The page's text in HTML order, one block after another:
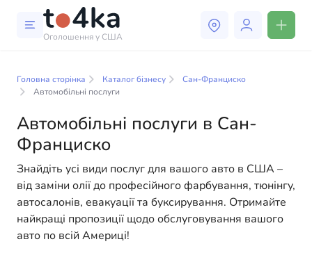
Оголошення у США
Франциско
широкий вибір компаній та спеціалістів, готових
допомогти людям адаптуватися до життя в США. Ми
пропонуємо різноманітні рішення як для фізичних,
так і для юридичних осіб, щоб зробити ваше життя в
Америці більш комфортним та зручним. Від
професійних консультацій до повсякденної
допомоги — у нас є все необхідне для успішного
старту вашого нового життя в США
Головна сторінка Каталог бізнесу
Сан-Франциско
Автомобільні послуги
Автомобільні послуги в Сан-
Франциско
Знайдіть усі види послуг для вашого авто в США –
від заміни олії до професійного фарбування, тюнінгу,
автосалонів, евакуації та буксирування. Отримайте
найкращі пропозиції щодо обслуговування вашого
авто по всій Америці!